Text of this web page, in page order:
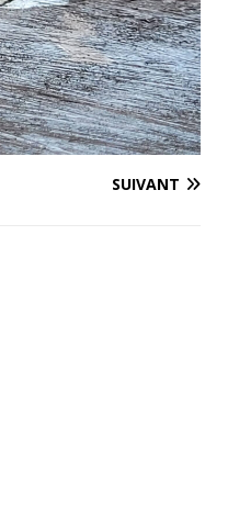
SUIVANT